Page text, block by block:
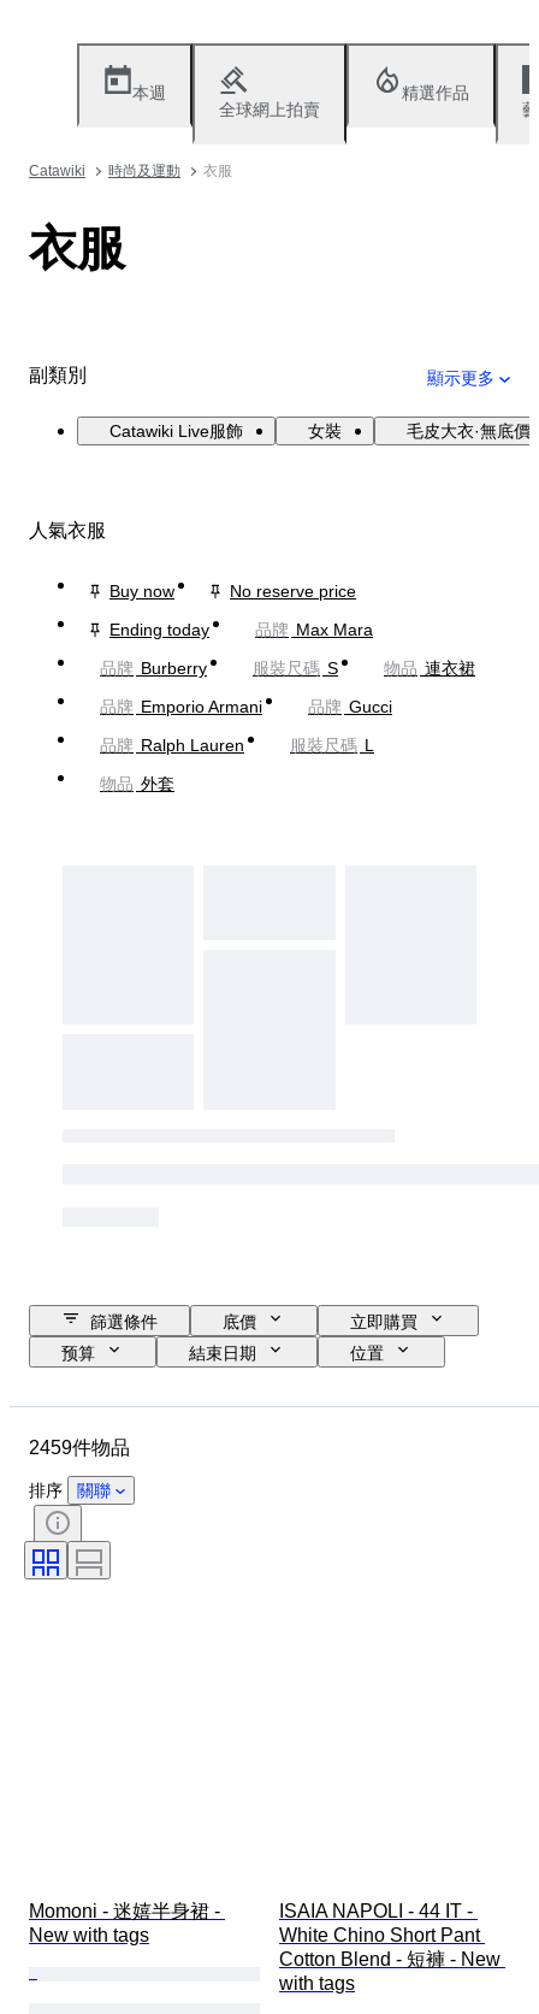
本週
全球網上拍賣
精選作品
Catawiki 時尚及運動 衣服
衣服
副類別 顯示更多
Catawiki Live服飾 女裝 毛皮大衣·無底價
人氣衣服
Buy now
No reserve price
Ending today
品牌 Max Mara
品牌 Burberry 服裝尺碼 S 物品 連衣裙
品牌 Emporio Armani 品牌 Gucci
品牌 Ralph Lauren 服裝尺碼 L
物品 外套
篩選條件 底價
立即購買
预算
結束日期
位置
時期
服裝尺碼
圖案
包括配件
2459件物品
排序 關聯
Momoni - 迷嬉半身裙 -
New with tags
ISAIA NAPOLI - 44 IT -
White Chino Short Pant
Cotton Blend - 短褲 - New
with tags